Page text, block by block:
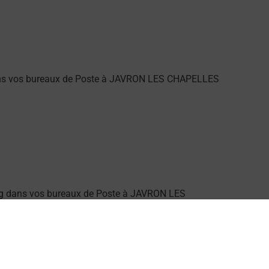
bureaux de Poste à JAVRON LES CHAPELLES
vos bureaux de Poste à JAVRON LES